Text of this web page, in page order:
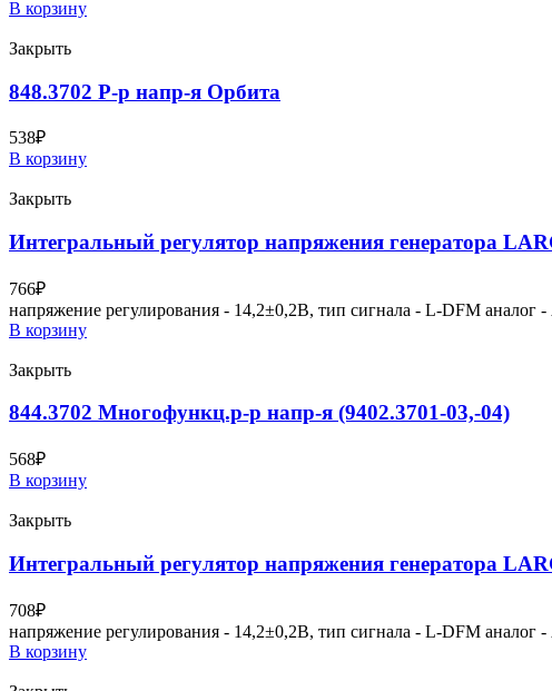
В корзину
Закрыть
848.3702 Р-р напр-я Орбита
538₽
В корзину
Закрыть
Интегральный регулятор напряжения генератора
766₽
напряжение регулирования - 14,2±0,2В, тип сигнала - L-DFM аналог
В корзину
Закрыть
844.3702 Многофункц.р-р напр-я (9402.3701-03,-04)
568₽
В корзину
Закрыть
Интегральный регулятор напряжения генератора
708₽
напряжение регулирования - 14,2±0,2В, тип сигнала - L-DFM аналог
В корзину